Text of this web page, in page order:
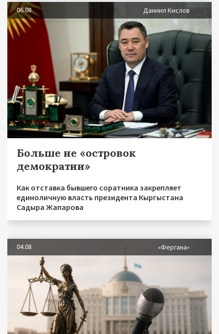
06.08 Даниил Кислов
Больше не «островок
демократии»
Как отставка бывшего соратника закрепляет
единоличную власть президента Кыргыстана
Садыра Жапарова
04.08 «Фергана»